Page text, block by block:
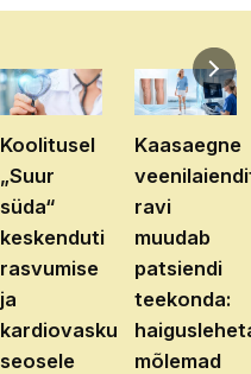
Koolitusel
„Suur
süda“
keskenduti
rasvumise
ja
kardiovaskulaarhaiguste
seosele
Kaasaegne
ravi
muudab
patsiendi
teekonda:
mõlemad